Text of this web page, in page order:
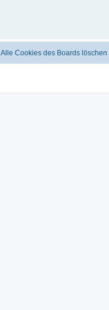
Alle Cookies des Boards löschen